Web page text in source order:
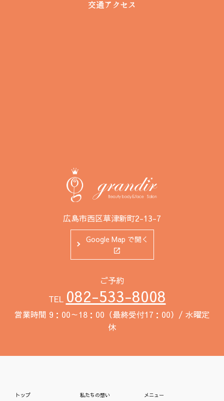
交通アクセス
広島市西区草津新町2-13-7
Google Map で開く
ご予約
TEL 082-533-8008
営業時間 9：00～18：00（最終受付17：00）/ 水曜定
休
トップ 私たちの想い メニュー